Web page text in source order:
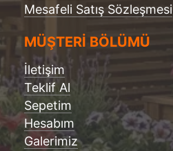
Mesafeli Satış Sözleşmesi
MÜŞTERİ BÖLÜMÜ
İletişim
Teklif Al
Sepetim
Hesabım
Galerimiz